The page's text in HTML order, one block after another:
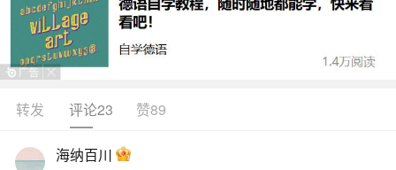
生活中像香堕胎婴灵香打卷好吗？都是很常见
的问题，但是小问题不注意可能会引起大麻烦，下
转发 评论23 赞89
海纳百川